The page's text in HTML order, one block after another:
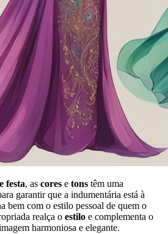
festa, as cores e tons têm uma
garantir que a indumentária está à
bem com o estilo pessoal de quem o
realça o estilo e complementa o
harmoniosa e elegante.